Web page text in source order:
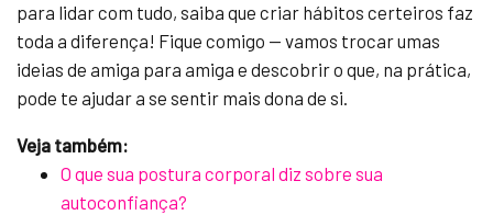
para lidar com tudo, saiba que criar hábitos certeiros faz
toda a diferença! Fique comigo — vamos trocar umas
ideias de amiga para amiga e descobrir o que, na prática,
pode te ajudar a se sentir mais dona de si.
Veja também:
O que sua postura corporal diz sobre sua
autoconfiança?